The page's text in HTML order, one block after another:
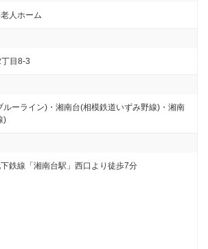
人ホーム
目8-3
ルーライン)・湘南台(相模鉄道いずみ野線)・湘南
)
鉄線「湘南台駅」西口より徒歩7分